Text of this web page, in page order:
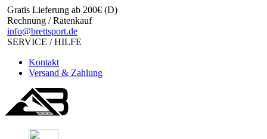
Gratis Lieferung ab 200€ (D)
Rechnung / Ratenkauf
info@brettsport.de
SERVICE / HILFE
Kontakt
Versand & Zahlung